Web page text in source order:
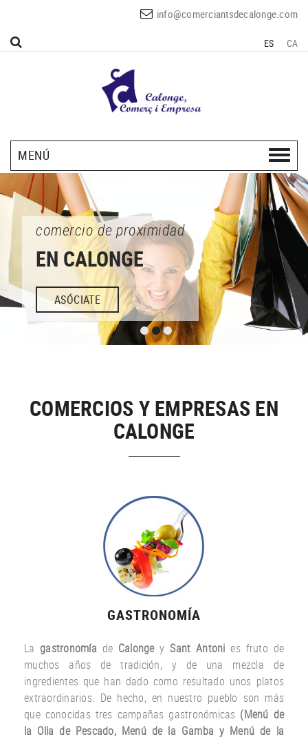
info@comerciantsdecalonge.com
ES CA
MENÚ
comercio de proximidad
EN CALONGE
ASÓCIATE
COMERCIOS Y EMPRESAS EN
CALONGE
GASTRONOMÍA
La gastronomía de Calongey Sant Antoni es fruto de
muchos años
de tradición, y de una mezcla
de
ingredientes que han dado como resultado unos platos
extraordinarios. De hecho, en nuestro pueblo son más
que conocidas tres campañas gastronómicas (Menú de
la Olla de Pescado, Menú de la Gamba y Menú de la